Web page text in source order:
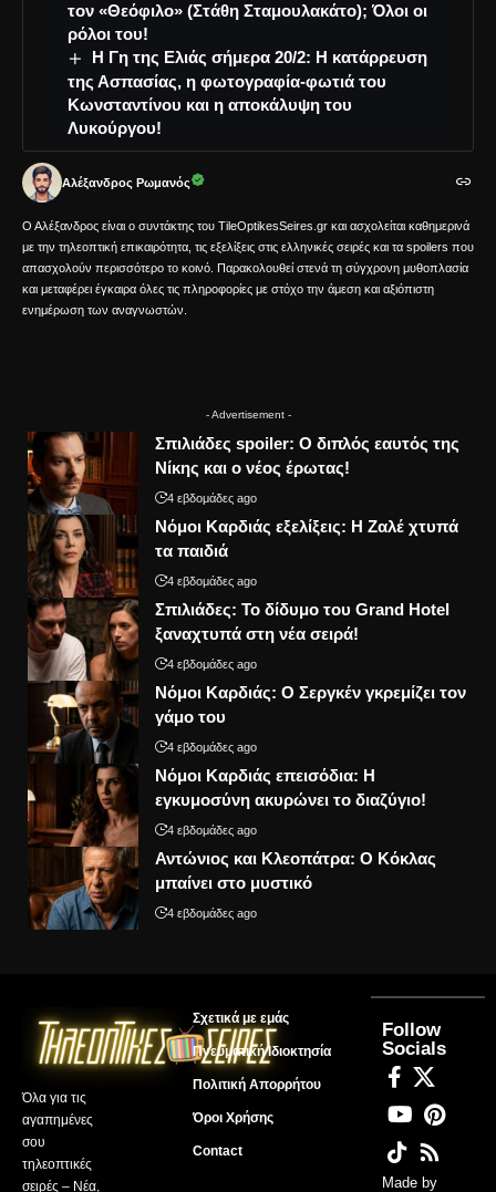
τον «Θεόφιλο» (Στάθη Σταμουλακάτο); Όλοι οι
ρόλοι του!
Η Γη της Ελιάς σήμερα 20/2: Η κατάρρευση
της Ασπασίας, η φωτογραφία-φωτιά του
Κωνσταντίνου και η αποκάλυψη του
Λυκούργου!
Αλέξανδρος Ρωμανός
Ο Αλέξανδρος είναι ο συντάκτης του TileOptikesSeires.gr και ασχολείται καθημερινά
με την τηλεοπτική επικαιρότητα, τις εξελίξεις στις ελληνικές σειρές και τα spoilers που
απασχολούν περισσότερο το κοινό. Παρακολουθεί στενά τη σύγχρονη μυθοπλασία
και μεταφέρει έγκαιρα όλες τις πληροφορίες με στόχο την άμεση και αξιόπιστη
ενημέρωση των αναγνωστών.
- Advertisement -
Σπιλιάδες spoiler: Ο διπλός εαυτός της
Νίκης και ο νέος έρωτας!
4 εβδομάδες ago
Νόμοι Καρδιάς εξελίξεις: Η Ζαλέ χτυπά
τα παιδιά
4 εβδομάδες ago
Σπιλιάδες: Το δίδυμο του Grand Hotel
ξαναχτυπά στη νέα σειρά!
4 εβδομάδες ago
Νόμοι Καρδιάς: Ο Σεργκέν γκρεμίζει τον
γάμο του
4 εβδομάδες ago
Νόμοι Καρδιάς επεισόδια: Η
εγκυμοσύνη ακυρώνει το διαζύγιο!
4 εβδομάδες ago
Αντώνιος και Κλεοπάτρα: Ο Κόκλας
μπαίνει στο μυστικό
4 εβδομάδες ago
Όλα για τις
αγαπημένες
σου
τηλεοπτικές
σειρές – Νέα,
Σχετικά με εμάς
Πνευματική Ιδιοκτησία
Πολιτική Απορρήτου
Όροι Χρήσης
Contact
Follow
Socials
Made by